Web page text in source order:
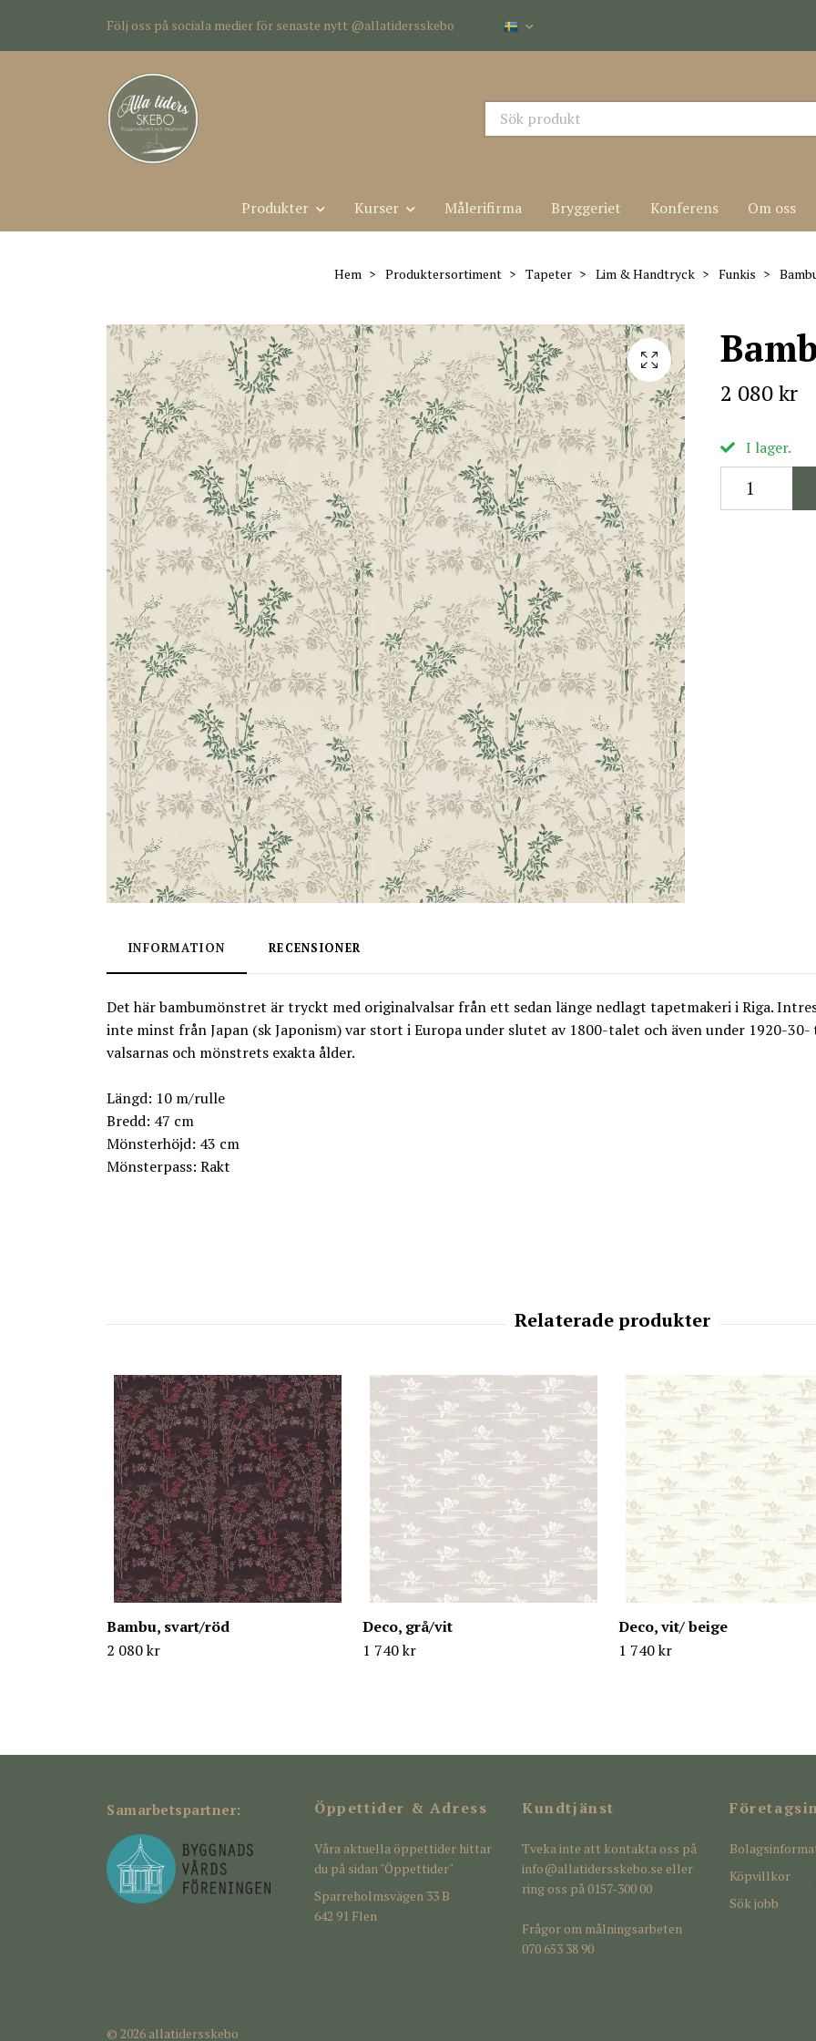
Följ oss på sociala medier för senaste nytt @allatidersskebo
Produkter Kurser Målerifirma Bryggeriet Konferens Om oss
Hem Produktersortiment Tapeter Lim & Handtryck Funkis
2 080 kr
I lager.
INFORMATION RECENSIONER
Det här bambumönstret är tryckt med originalvalsar från ett sedan länge nedlagt tapetmakeri i Riga.
inte minst från Japan (sk Japonism) var stort i Europa under slutet av 1800-talet och även under 1920-
valsarnas och mönstrets exakta ålder.
Längd: 10 m/rulle
Bredd: 47 cm
Mönsterhöjd: 43 cm
Mönsterpass: Rakt
Bambu, svart/röd
2 080 kr
Deco, grå/vit
1 740 kr
Deco, vit/ beige
1 740 kr
Samarbetspartner: Öppettider & Adress
Våra aktuella öppettider hittar
du på sidan "Öppettider"
Sparreholmsvägen 33 B
642 91 Flen
Kundtjänst
Tveka inte att kontakta oss på
info@allatidersskebo.se eller
ring oss på 0157-300 00
Frågor om målningsarbeten
070 653 38 90
Köpvillkor
Sök jobb
© 2026 allatidersskebo